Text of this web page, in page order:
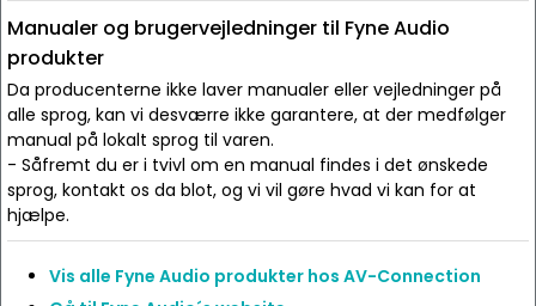
Manualer og brugervejledninger til Fyne Audio
produkter
Da producenterne ikke laver manualer eller vejledninger på
alle sprog, kan vi desværre ikke garantere, at der medfølger
manual på lokalt sprog til varen.
- Såfremt du er i tvivl om en manual findes i det ønskede
sprog, kontakt os da blot, og vi vil gøre hvad vi kan for at
hjælpe.
Vis alle Fyne Audio produkter hos AV-Connection